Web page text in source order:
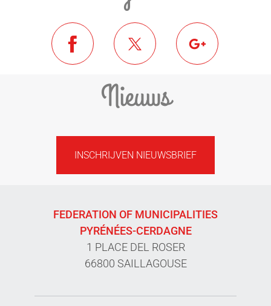
Nieuws
INSCHRIJVEN NIEUWSBRIEF
FEDERATION OF MUNICIPALITIES
PYRÉNÉES-CERDAGNE
1 PLACE DEL ROSER
66800 SAILLAGOUSE